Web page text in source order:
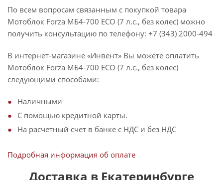
По всем вопросам связанным с покупкой товара
Мотоблок Forza МБ4-700 ECO (7 л.с., без колес) можно
получить консультацию по телефону: +7 (343) 2000-494
В интернет-магазине «Инвент» Вы можете оплатить
Мотоблок Forza МБ4-700 ECO (7 л.с., без колес)
следующими способами:
Наличными
С помощью кредитной карты.
На расчетный счет в банке с НДС и без НДС
Подробная информация об оплате
Доставка в Екатеринбурге